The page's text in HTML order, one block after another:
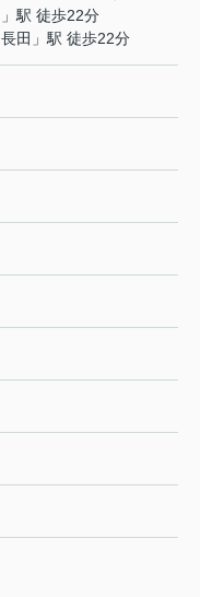
」駅 徒歩22分
長田 」駅 徒歩22分